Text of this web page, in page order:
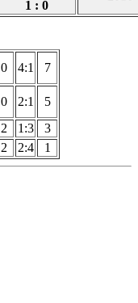
1 : 0
0 4:1 7
0 2:1
5
2 1:3
3
2 2:4 1